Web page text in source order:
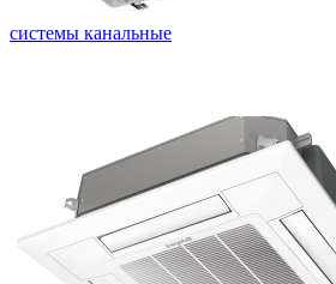
системы канальные